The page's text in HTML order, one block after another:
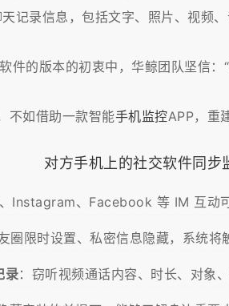
记录信息，包括文字、照片、视频、
件的版本的初衷中，华鲸团队坚信
不如借助一款智能手机监控APP，重
对方手机上的社交软件同步
Instagram、Facebook 等 IM 互动
圈限时设置、私密信息隐藏，系统
录：窃听视频通话内容、时长、对象